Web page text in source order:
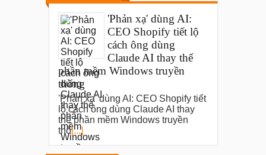
'Phản xạ' dùng AI:
CEO Shopify tiết lộ
cách ông dùng
Claude AI thay thế
phần mềm Windows truyền
thống
'Phản xạ' dùng AI: CEO Shopify tiết
lộ cách ông dùng Claude AI thay
thế phần mềm Windows truyền
thố[...]